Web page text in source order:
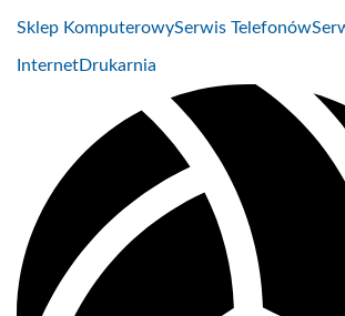
Sklep KomputerowySerwis Telefonów
InternetDrukarnia